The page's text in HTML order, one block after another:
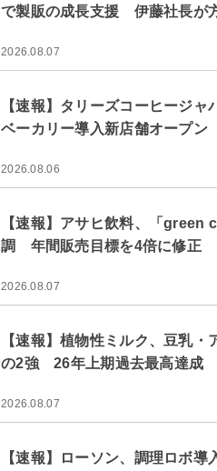
で製販の成長支援 伊藤社長が
2026.08.07
【速報】タリーズコーヒージャ
ベーカリー導入新店舗オープン
2026.08.06
【速報】アサヒ飲料、「green
調 年間販売目標を4倍に修正
2026.08.07
【速報】植物性ミルク、豆乳・
の2強 26年上期過去最高達成
2026.08.07
【速報】ローソン、調理ロボ導